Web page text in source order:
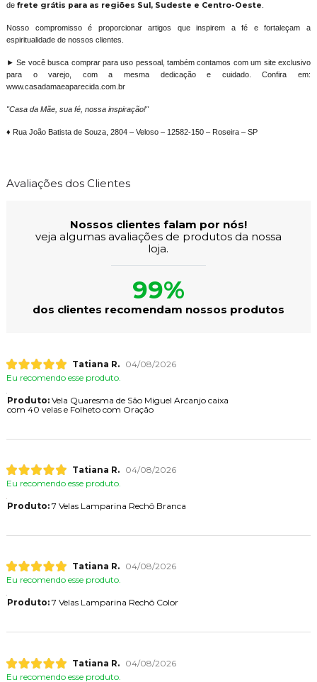
de frete grátis para as regiões Sul, Sudeste e Centro-Oeste
Nosso compromisso é proporcionar artigos que inspirem a fé e fortaleçam a
espiritualidade de nossos clientes.
► Se você busca comprar para uso pessoal, também contamos com um site exclusivo
para o varejo, com a mesma dedicação e cuidado. Confira em:
www.casadamaeaparecida.com.br
"Casa da Mãe, sua fé, nossa inspiração!"
♦ Rua João Batista de Souza, 2804 – Veloso – 12582-150 – Roseira – SP
Avaliações dos Clientes
Nossos clientes falam por nós!
veja algumas avaliações de produtos da nossa
loja.
99%
dos clientes recomendam nossos produtos
Tatiana R.
04/08/2026
Eu recomendo esse produto.
Produto:Vela Quaresma de São Miguel Arcanjo caixa
com 40 velas e Folheto com Oração
Tatiana R.
04/08/2026
Eu recomendo esse produto.
Produto:7 Velas Lamparina Rechô Branca
Tatiana R.
04/08/2026
Eu recomendo esse produto.
Produto:7 Velas Lamparina Rechô Color
Tatiana R.
04/08/2026
Eu recomendo esse produto.